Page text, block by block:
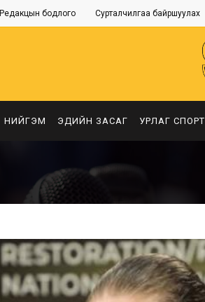
Редакцын бодлого Сурталчилгаа байршуулах
НИЙГЭМ ЭДИЙН ЗАСАГ УРЛАГ СПОРТ